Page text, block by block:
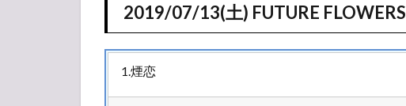
2019/07/13(土) FUTURE FLOWERS
1.煙恋